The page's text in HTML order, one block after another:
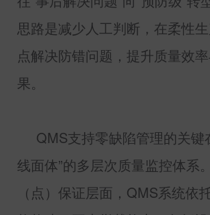
思路是减少人工判断，在柔性
点解决防错问题，提升质量效
果。
QMS支持零缺陷管理的关键
线面体”的多层次质量监控体系
（点）保证层面， QMS系统依